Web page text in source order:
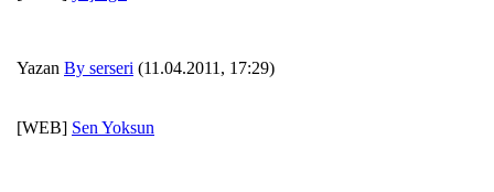
Yazan By serseri (11.04.2011, 17:29)
[WEB] Sen Yoksun